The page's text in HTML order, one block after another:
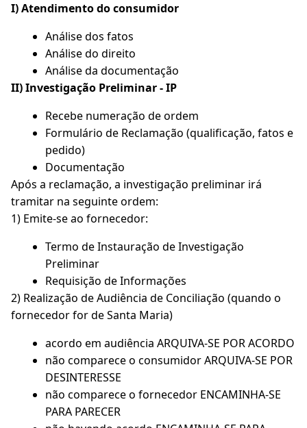
I) Atendimento do consumidor
Análise dos fatos
Análise do direito
Análise da documentação
II) Investigação Preliminar - IP
Recebe numeração de ordem
Formulário de Reclamação (qualificação, fatos e
pedido)
Documentação
Após a reclamação, a investigação preliminar irá
tramitar na seguinte ordem:
1) Emite-se ao fornecedor:
Termo de Instauração de Investigação
Preliminar
Requisição de Informações
2) Realização de Audiência de Conciliação (quando o
fornecedor for de Santa Maria)
acordo em audiência ARQUIVA-SE POR ACORDO
não comparece o consumidor ARQUIVA-SE POR
DESINTERESSE
não comparece o fornecedor ENCAMINHA-SE
PARA PARECER